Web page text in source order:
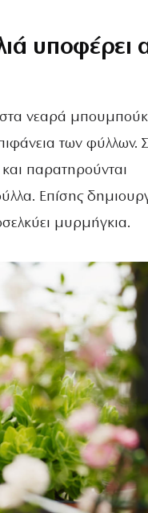
υποφέρει
στα νεαρά
των φύλλων.
παρατηρούνται
Επίσης
μυρμήγκια.